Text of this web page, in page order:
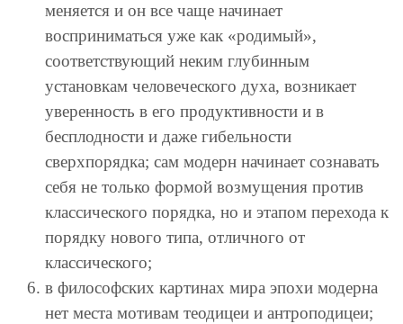
меняется и он все чаще начинает
восприниматься уже как «родимый»,
соответствующий неким глубинным
установкам человеческого духа, возникает
уверенность в его продуктивности и в
бесплодности и даже гибельности
сверхпорядка; сам модерн начинает сознавать
себя не только формой возмущения против
классического порядка, но и этапом перехода к
порядку нового типа, отличного от
классического;
в философских картинах мира эпохи модерна
нет места мотивам теодицеи и антроподицеи;